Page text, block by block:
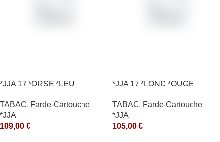
*JJA 17 *ORSE *LEU
TABAC, Farde-Cartouche
*JJA
109,00 €
*JJA 17 *LOND *OUGE
TABAC, Farde-Cartouche
*JJA
105,00 €